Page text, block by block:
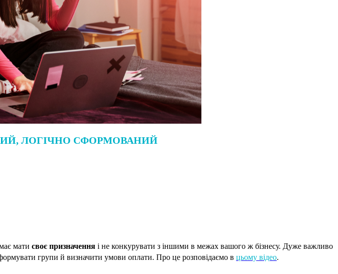
ЛОГІЧНО СФОРМОВАНИЙ
мати своє призначення і не конкурувати з іншими в межах вашого ж бізнесу. Дуже важливо
групи й визначити умови оплати. Про це розповідаємо в цьому відео.